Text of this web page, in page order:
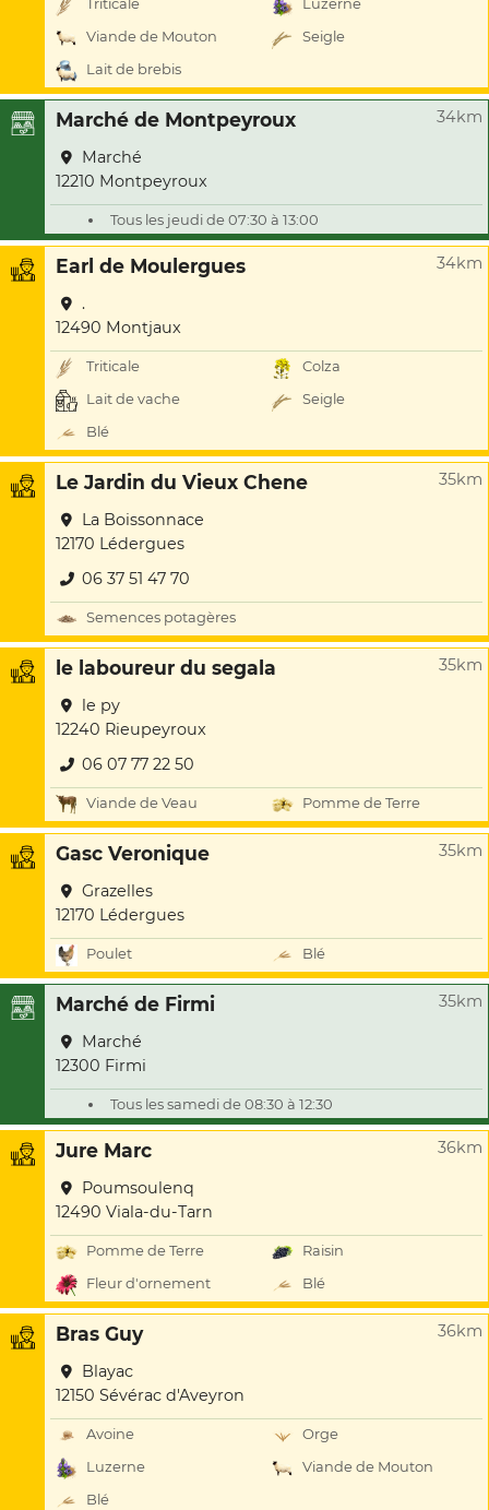
Triticale
Luzerne
Viande de Mouton
Seigle
Lait de brebis
Marché de Montpeyroux 34km
Marché
12210 Montpeyroux
Tous les jeudi de 07:30 à 13:00
Earl de Moulergues 34km
.
12490 Montjaux
Triticale
Colza
Lait de vache
Seigle
Blé
Le Jardin du Vieux Chene 35km
La Boissonnace
12170 Lédergues
06 37 51 47 70
Semences potagères
le laboureur du segala 35km
le py
12240 Rieupeyroux
06 07 77 22 50
Viande de Veau Pomme de Terre
Gasc Veronique 35km
Grazelles
12170 Lédergues
Poulet Blé
Marché de Firmi 35km
Marché
12300 Firmi
Tous les samedi de 08:30 à 12:30
Jure Marc 36km
Poumsoulenq
12490 Viala-du-Tarn
Pomme de Terre
Raisin
Fleur d'ornement
Blé
Bras Guy 36km
Blayac
12150 Sévérac d'Aveyron
Avoine
Orge
Luzerne
Viande de Mouton
Blé